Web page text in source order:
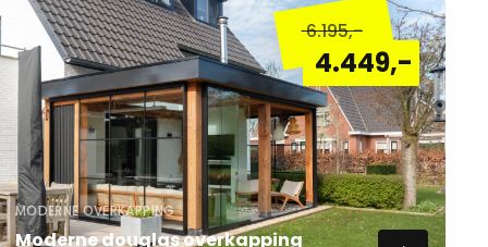
6.195,-
4.449,-
MODERNE OVERKAPPING
Moderne douglas overkapping